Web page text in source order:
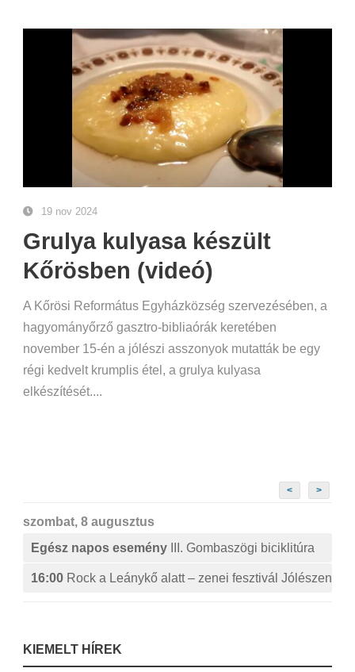
19 nov 2024
Grulya kulyasa készült
Kőrösben (videó)
A Kőrösi Református Egyházközség szervezésében, a
hagyományőrző gasztro-bibliaórák keretében
november 15-én a jólészi asszonyok mutatták be egy
régi kedvelt krumplis étel, a grulya kulyasa
elkészítését....
< >
szombat, 8 augusztus
Egész napos esemény
III. Gombaszögi biciklitúra
16:00 Rock a Leánykő alatt – zenei fesztivál Jólészen
KIEMELT HÍREK